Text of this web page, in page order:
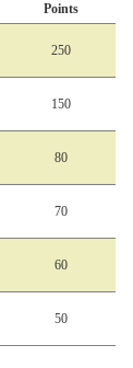
Points
250
150
80
70
60
50